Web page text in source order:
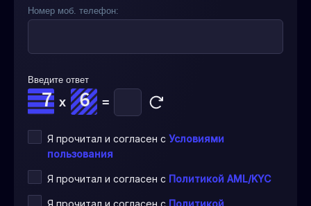
Номер моб. телефон:
Введите ответ
x =
Я прочитал и согласен с Условиями
пользования
Я прочитал и согласен с Политикой AML/KYC
Я прочитал и согласен с Политикой